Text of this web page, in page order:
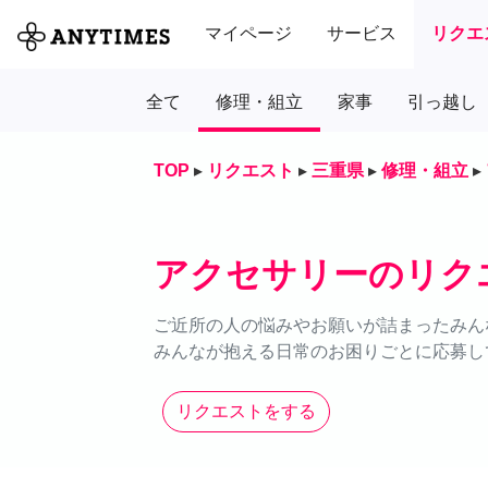
マイページ サービス リク
全て 修理・組立 家事 引っ越し
TOP ▸ リクエスト ▸ 三重県 ▸ 修理・組立 ▸
アクセサリーのリク
ご近所の人の悩みやお願いが詰まったみ
みんなが抱える日常のお困りごとに応募
リクエストをする